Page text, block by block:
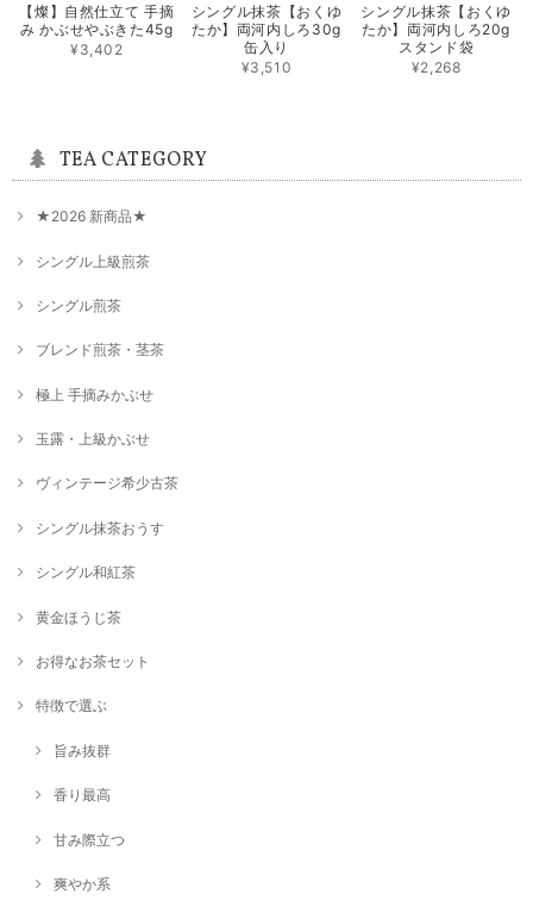
シングル煎茶【香駿】80g
2025/05/27
シングル煎茶【つゆひかり】80g
2025/02/17
【燦】自然仕立て 手摘
み かぶせやぶきた45g
¥3,402
シングル抹茶【おくゆ
たか】両河内しろ30g
缶入り
¥3,510
シングル抹茶【おくゆ
たか】両河内しろ20g
スタンド袋
¥2,268
TEA CATEGORY
★2026 新商品★
シングル上級煎茶
シングル煎茶
ブレンド煎茶・茎茶
極上 手摘みかぶせ
玉露・上級かぶせ
ヴィンテージ希少古茶
シングル抹茶おうす
シングル和紅茶
黄金ほうじ茶
お得なお茶セット
特徴で選ぶ
旨み抜群
香り最高
甘み際立つ
爽やか系